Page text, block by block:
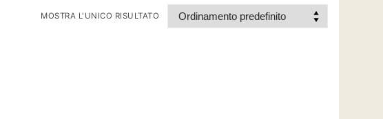
MOSTRA L'UNICO RISULTATO